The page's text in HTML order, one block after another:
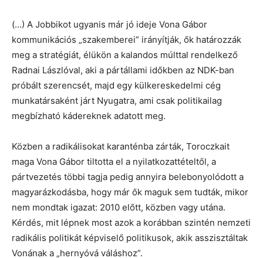
(…) A Jobbikot ugyanis már jó ideje Vona Gábor
kommunikációs „szakemberei” irányítják, ők határozzák
meg a stratégiát, élükön a kalandos múlttal rendelkező
Radnai Lászlóval, aki a pártállami időkben az NDK-ban
próbált szerencsét, majd egy külkereskedelmi cég
munkatársaként járt Nyugatra, ami csak politikailag
megbízható kádereknek adatott meg.
Közben a radikálisokat karanténba zárták, Toroczkait
maga Vona Gábor tiltotta el a nyilatkozattételtől, a
pártvezetés többi tagja pedig annyira belebonyolódott a
magyarázkodásba, hogy már ők maguk sem tudták, mikor
nem mondtak igazat: 2010 előtt, közben vagy utána.
Kérdés, mit lépnek most azok a korábban szintén nemzeti
radikális politikát képviselő politikusok, akik asszisztáltak
Vonának a „hernyóvá váláshoz”.